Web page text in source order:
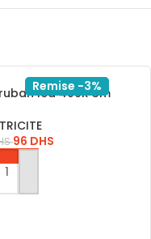
Remise -3%
led 409R 3m
96 DHS
AU PANIER